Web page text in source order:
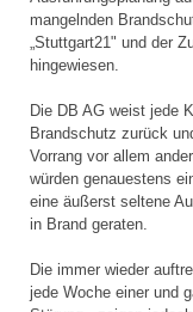
mangelnden
„Stuttgart21" und der
hingewiesen.
Die DB AG weist jede
Brandschutz zurück
Vorrang vor allem
würden genauestens
eine äußerst seltene
in Brand geraten.
Die immer wieder
jede Woche einer und